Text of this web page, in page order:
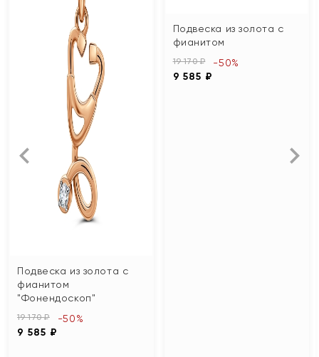
Подвеска из золота с
фианитом
"Фонендоскоп"
19 170 ₽
9 585 ₽
-50%
Подвеска из золота с
фианитом
19 170 ₽
9 585 ₽
-50%